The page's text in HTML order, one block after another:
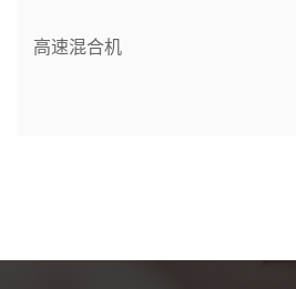
高速混合机